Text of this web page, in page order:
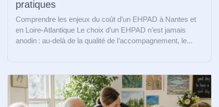
pratiques
Comprendre les enjeux du coût d’un EHPAD à Nantes et
en Loire-Atlantique Le choix d’un EHPAD n’est jamais
anodin : au-delà de la qualité de l’accompagnement, le...